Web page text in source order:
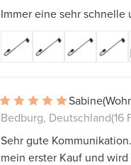
Immer eine sehr
Sabine
Bedburg, Deutschland(16
Sehr gute
mein erster Kauf und